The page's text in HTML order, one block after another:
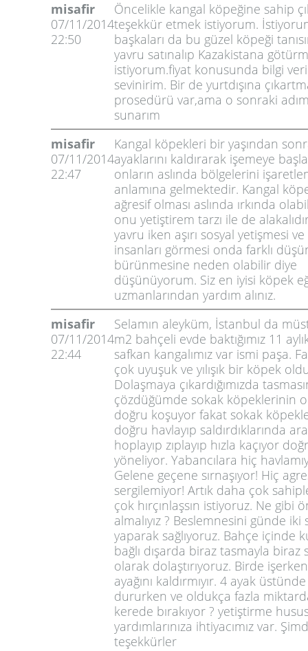
misafir
07/11/2014
22:50
Öncelikle kangal köpeğine sahip
teşekkür etmek istiyorum.
başkaları da bu güzel köpeği
yavru satınalıp Kazakistana
istiyorum.fiyat konusunda bilgi
sevinirim. Bir de yurtdışına
prosedürü var,ama o sonraki
sunarım
misafir
07/11/2014
22:47
Kangal köpekleri bir yaşından
ayaklarını kaldırarak işemeye
onların aslında bölgelerini
anlamına gelmektedir. Kangal
ağresif olması aslında ırkında
onu yetiştirem tarzı ile de
yavru iken aşırı sosyal yetişmesi
insanları görmesi onda farklı
bürünmesine neden olabilir diye
düşünüyorum. Siz en iyisi köpek
uzmanlarından yardım alınız.
misafir
07/11/2014
22:44
Selamın aleyküm, İstanbul da
m2 bahçeli evde baktığımız 11
safkan kangalımız var ismi paşa.
çok uyuşuk ve yılışık bir köpek
Dolaşmaya çıkardığımızda
çözdüğümde sokak köpeklerinin
doğru koşuyor fakat sokak
doğru havlayıp saldırdıklarında
hoplayıp zıplayıp hızla kaçıyor
yöneliyor. Yabancılara hiç
Gelene geçene sırnaşıyor! Hiç
sergilemiyor! Artık daha çok
çok hırçınlaşsın istiyoruz. Ne gibi
almalıyız ? Beslemnesini günde iki
yaparak sağlıyoruz. Bahçe içinde
bağlı dışarda biraz tasmayla biraz
olarak dolaştırıyoruz. Birde
ayağını kaldırmıyır. 4 ayak
dururken ve oldukça fazla
kerede bırakıyor ? yetiştirme
yardımlarınıza ihtiyacımız var.
teşekkürler